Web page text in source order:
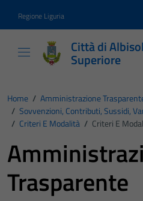
Regione Liguria
Città di
Superiore
Home / Amministrazione
/ Sovvenzioni, Contributi, Sussidi,
/ Criteri E Modalità / Criteri E
Trasparente